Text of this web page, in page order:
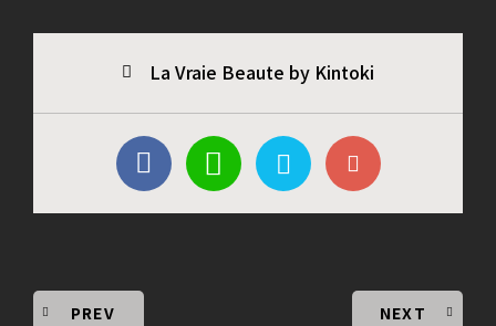
La Vraie Beaute by Kintoki
PREV NEXT